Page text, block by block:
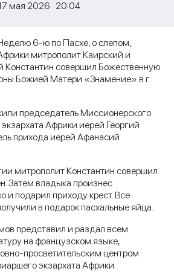
мая 2026 20:04
6-ю по Пасхе, о слепом,
митрополит Каирский и
Константин совершил Божественную
Божией Матери «Знамение» в г.
председатель Миссионерского
Африки иерей Георгий
прихода иерей Афанасий
митрополит Константин совершил
Затем владыка произнес
и подарил приходу крест. Все
в подарок пасхальные яйца.
представил и раздал всем
на французском языке,
просветительским центром
экзархата Африки.